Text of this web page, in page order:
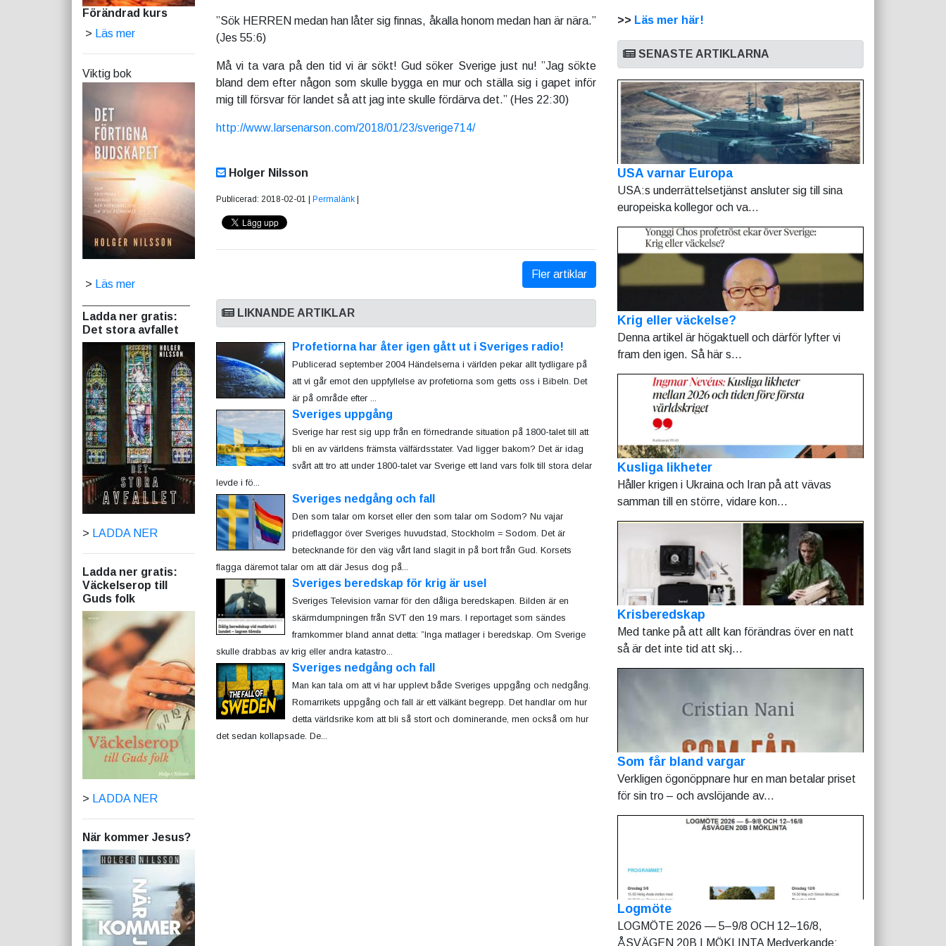
Förändrad kurs
> Läs mer
Viktig bok
> Läs mer
Ladda ner gratis:
Det stora avfallet
> LADDA NER
Ladda ner gratis:
Väckelserop till
Guds folk
> LADDA NER
När kommer Jesus?
”Sök HERREN medan han låter sig finnas, åkalla honom medan han är nära.”
(Jes 55:6)
Må vi ta vara på den tid vi är sökt! Gud söker Sverige just nu! ”Jag sökte
bland dem efter någon som skulle bygga en mur och ställa sig i gapet inför
mig till försvar för landet så att jag inte skulle fördärva det.” (Hes 22:30)
http://www.larsenarson.com/2018/01/23/sverige714/
Holger Nilsson
Publicerad: 2018-02-01 | Permalänk
Fler artiklar
LIKNANDE ARTIKLAR
Profetiorna har åter igen gått ut i Sveriges radio!
Publicerad september 2004 Händelserna i världen pekar allt tydligare på
att vi går emot den uppfyllelse av profetiorna som getts oss i Bibeln. Det
är på område efter ...
Sveriges uppgång
Sverige har rest sig upp från en förnedrande situation på 1800-talet till att
bli en av världens främsta välfärdsstater. Vad ligger bakom? Det är idag
svårt att tro att under 1800-talet var Sverige ett land vars folk till stora delar
levde i fö...
Sveriges nedgång och fall
Den som talar om korset eller den som talar om Sodom? Nu vajar
prideflaggor över Sveriges huvudstad, Stockholm = Sodom. Det är
betecknande för den väg vårt land slagit in på bort från Gud. Korsets
flagga däremot talar om att där Jesus dog på...
Sveriges beredskap för krig är usel
Sveriges Television varnar för den dåliga beredskapen. Bilden är en
skärmdumpningen från SVT den 19 mars. I reportaget som sändes
framkommer bland annat detta: ”Inga matlager i beredskap. Om Sverige
skulle drabbas av krig eller andra katastro...
Sveriges nedgång och fall
Man kan tala om att vi har upplevt både Sveriges uppgång och nedgång.
Romarrikets uppgång och fall är ett välkänt begrepp. Det handlar om hur
detta världsrike kom att bli så stort och dominerande, men också om hur
det sedan kollapsade. De...
>> Läs mer här!
SENASTE ARTIKLARNA
USA varnar Europa
USA:s underrättelsetjänst ansluter sig till sina
europeiska kollegor och va...
Krig eller väckelse?
Denna artikel är högaktuell och därför lyfter vi
fram den igen. Så här s...
Kusliga likheter
Håller krigen i Ukraina och Iran på att vävas
samman till en större, vidare kon...
Krisberedskap
Med tanke på att allt kan förändras över en natt
så är det inte tid att skj...
Som får bland vargar
Verkligen ögonöppnare hur en man betalar priset
för sin tro – och avslöjande av...
Logmöte
LOGMÖTE 2026 — 5–9/8 OCH 12–16/8,
ÅSVÄGEN 20B I MÖKLINTA Medverkande: